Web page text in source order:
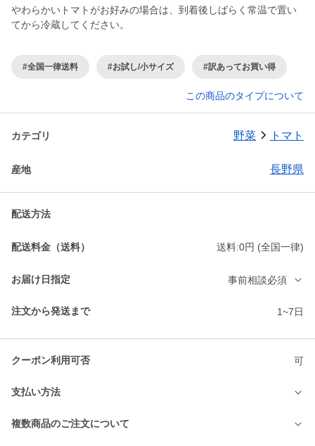
やわらかいトマトがお好みの場合は、到着後しばらく常温で置い
てから冷蔵してください。
#全国一律送料 #お試し/小サイズ #訳あってお買い得
この商品のタイプについて
カテゴリ 野菜 トマト
産地 長野県
配送方法
配送料金（送料） 送料:0円 (全国一律)
お届け日指定 事前相談必須
注文から発送まで 1~7日
クーポン利用可否 可
支払い方法
複数商品のご注文について